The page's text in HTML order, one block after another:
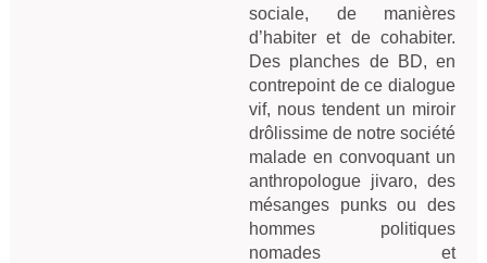
sociale, de manières
d’habiter et de cohabiter.
Des planches de BD, en
contrepoint de ce dialogue
vif, nous tendent un miroir
drôlissime de notre société
malade en convoquant un
anthropologue jivaro, des
mésanges punks ou des
hommes politiques
nomades et